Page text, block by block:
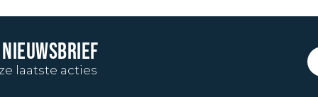
laatste acties